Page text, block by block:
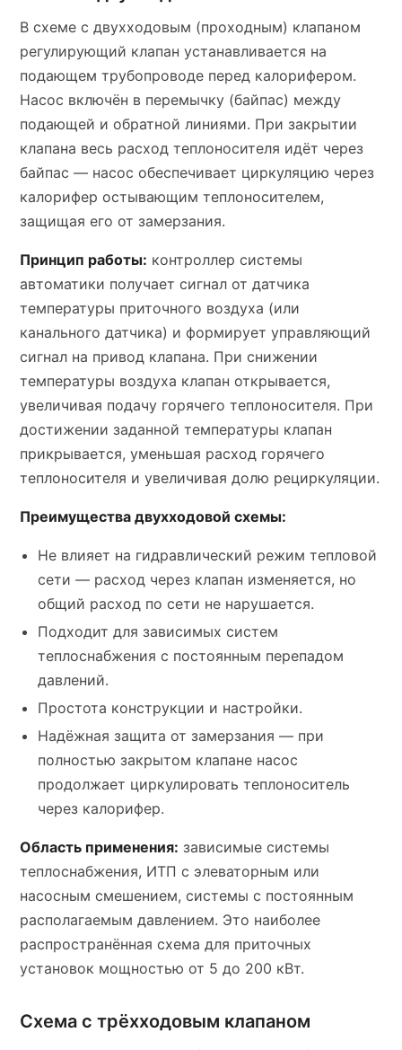
В схеме с двухходовым (проходным) клапаном
регулирующий клапан устанавливается на
подающем трубопроводе перед калорифером.
Насос включён в перемычку (байпас) между
подающей и обратной линиями. При закрытии
клапана весь расход теплоносителя идёт через
байпас — насос обеспечивает циркуляцию через
калорифер остывающим теплоносителем,
защищая его от замерзания.
Принцип работы: контроллер системы
автоматики получает сигнал от датчика
температуры приточного воздуха (или
канального датчика) и формирует управляющий
сигнал на привод клапана. При снижении
температуры воздуха клапан открывается,
увеличивая подачу горячего теплоносителя. При
достижении заданной температуры клапан
прикрывается, уменьшая расход горячего
теплоносителя и увеличивая долю рециркуляции.
Преимущества двухходовой схемы:
Не влияет на гидравлический режим тепловой
сети — расход через клапан изменяется, но
общий расход по сети не нарушается.
Подходит для зависимых систем
теплоснабжения с постоянным перепадом
давлений.
Простота конструкции и настройки.
Надёжная защита от замерзания — при
полностью закрытом клапане насос
продолжает циркулировать теплоноситель
через калорифер.
Область применения: зависимые системы
теплоснабжения, ИТП с элеваторным или
насосным смешением, системы с постоянным
располагаемым давлением. Это наиболее
распространённая схема для приточных
установок мощностью от 5 до 200 кВт.
Схема с трёхходовым клапаном